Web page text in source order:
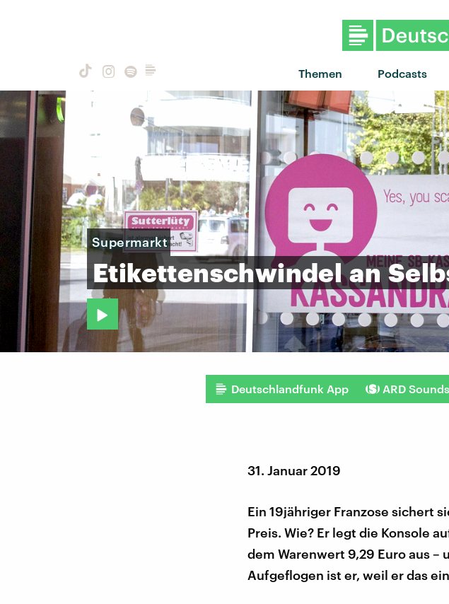
Themen Podcasts
Supermarkt
Etikettenschwindel an
Deutschlandfunk App ARD Sounds
31. Januar 2019
Ein 19jähriger Franzose sichert
Preis. Wie? Er legt die Konsole
dem Warenwert 9,29 Euro aus –
Aufgeflogen ist er, weil er das